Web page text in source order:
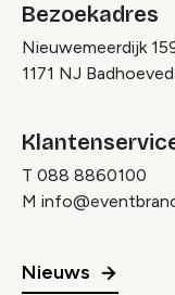
Bezoekadres
Nieuwemeerdijk
1171 NJ
T 088 8860100
M
Nieuws